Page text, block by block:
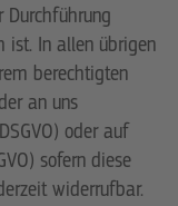
Durchführung
ist. In allen übrigen
berechtigten
an uns
oder auf
sofern diese
widerrufbar.